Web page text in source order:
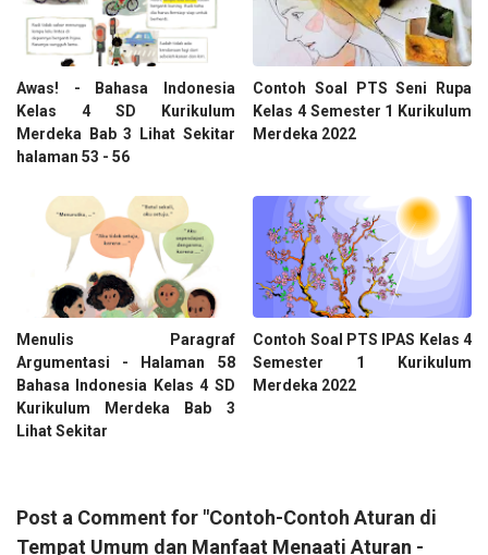
Awas! - Bahasa Indonesia
Kelas 4 SD Kurikulum
Merdeka Bab 3 Lihat Sekitar
halaman 53 - 56
Contoh Soal PTS Seni Rupa
Kelas 4 Semester 1 Kurikulum
Merdeka 2022
Menulis Paragraf
Argumentasi - Halaman 58
Bahasa Indonesia Kelas 4 SD
Kurikulum Merdeka Bab 3
Lihat Sekitar
Contoh Soal PTS IPAS Kelas 4
Semester 1 Kurikulum
Merdeka 2022
Post a Comment for "Contoh-Contoh Aturan di
Tempat Umum dan Manfaat Menaati Aturan -